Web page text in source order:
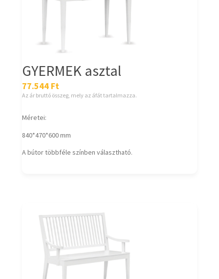
GYERMEK asztal
77.544 Ft
Az ár bruttó összeg, mely az áfát tartalmazza.
Méretei:
840*470*600 mm
A bútor többféle színben választható.